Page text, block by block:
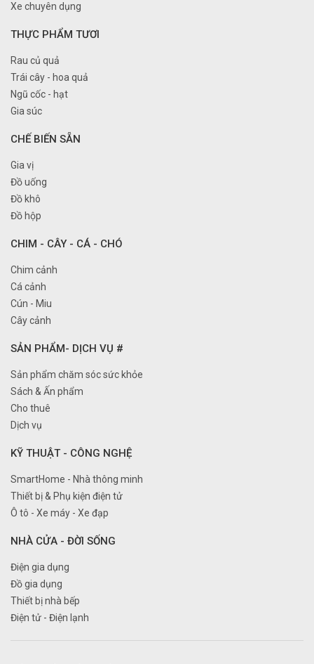
Xe chuyên dụng
THỰC PHẨM TƯƠI
Rau củ quả
Trái cây - hoa quả
Ngũ cốc - hạt
Gia súc
CHẾ BIẾN SẴN
Gia vị
Đồ uống
Đồ khô
Đồ hộp
CHIM - CÂY - CÁ - CHÓ
Chim cảnh
Cá cảnh
Cún - Miu
Cây cảnh
SẢN PHẨM- DỊCH VỤ #
Sản phẩm chăm sóc sức khỏe
Sách & Ấn phẩm
Cho thuê
Dịch vụ
KỸ THUẬT - CÔNG NGHỆ
SmartHome - Nhà thông minh
Thiết bị & Phụ kiện điện tử
Ô tô - Xe máy - Xe đạp
NHÀ CỬA - ĐỜI SỐNG
Điện gia dụng
Đồ gia dụng
Thiết bị nhà bếp
Điện tử - Điện lạnh